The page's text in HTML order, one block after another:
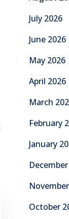
July 2026
June 2026
May 2026
April 2026
March
February
January
October